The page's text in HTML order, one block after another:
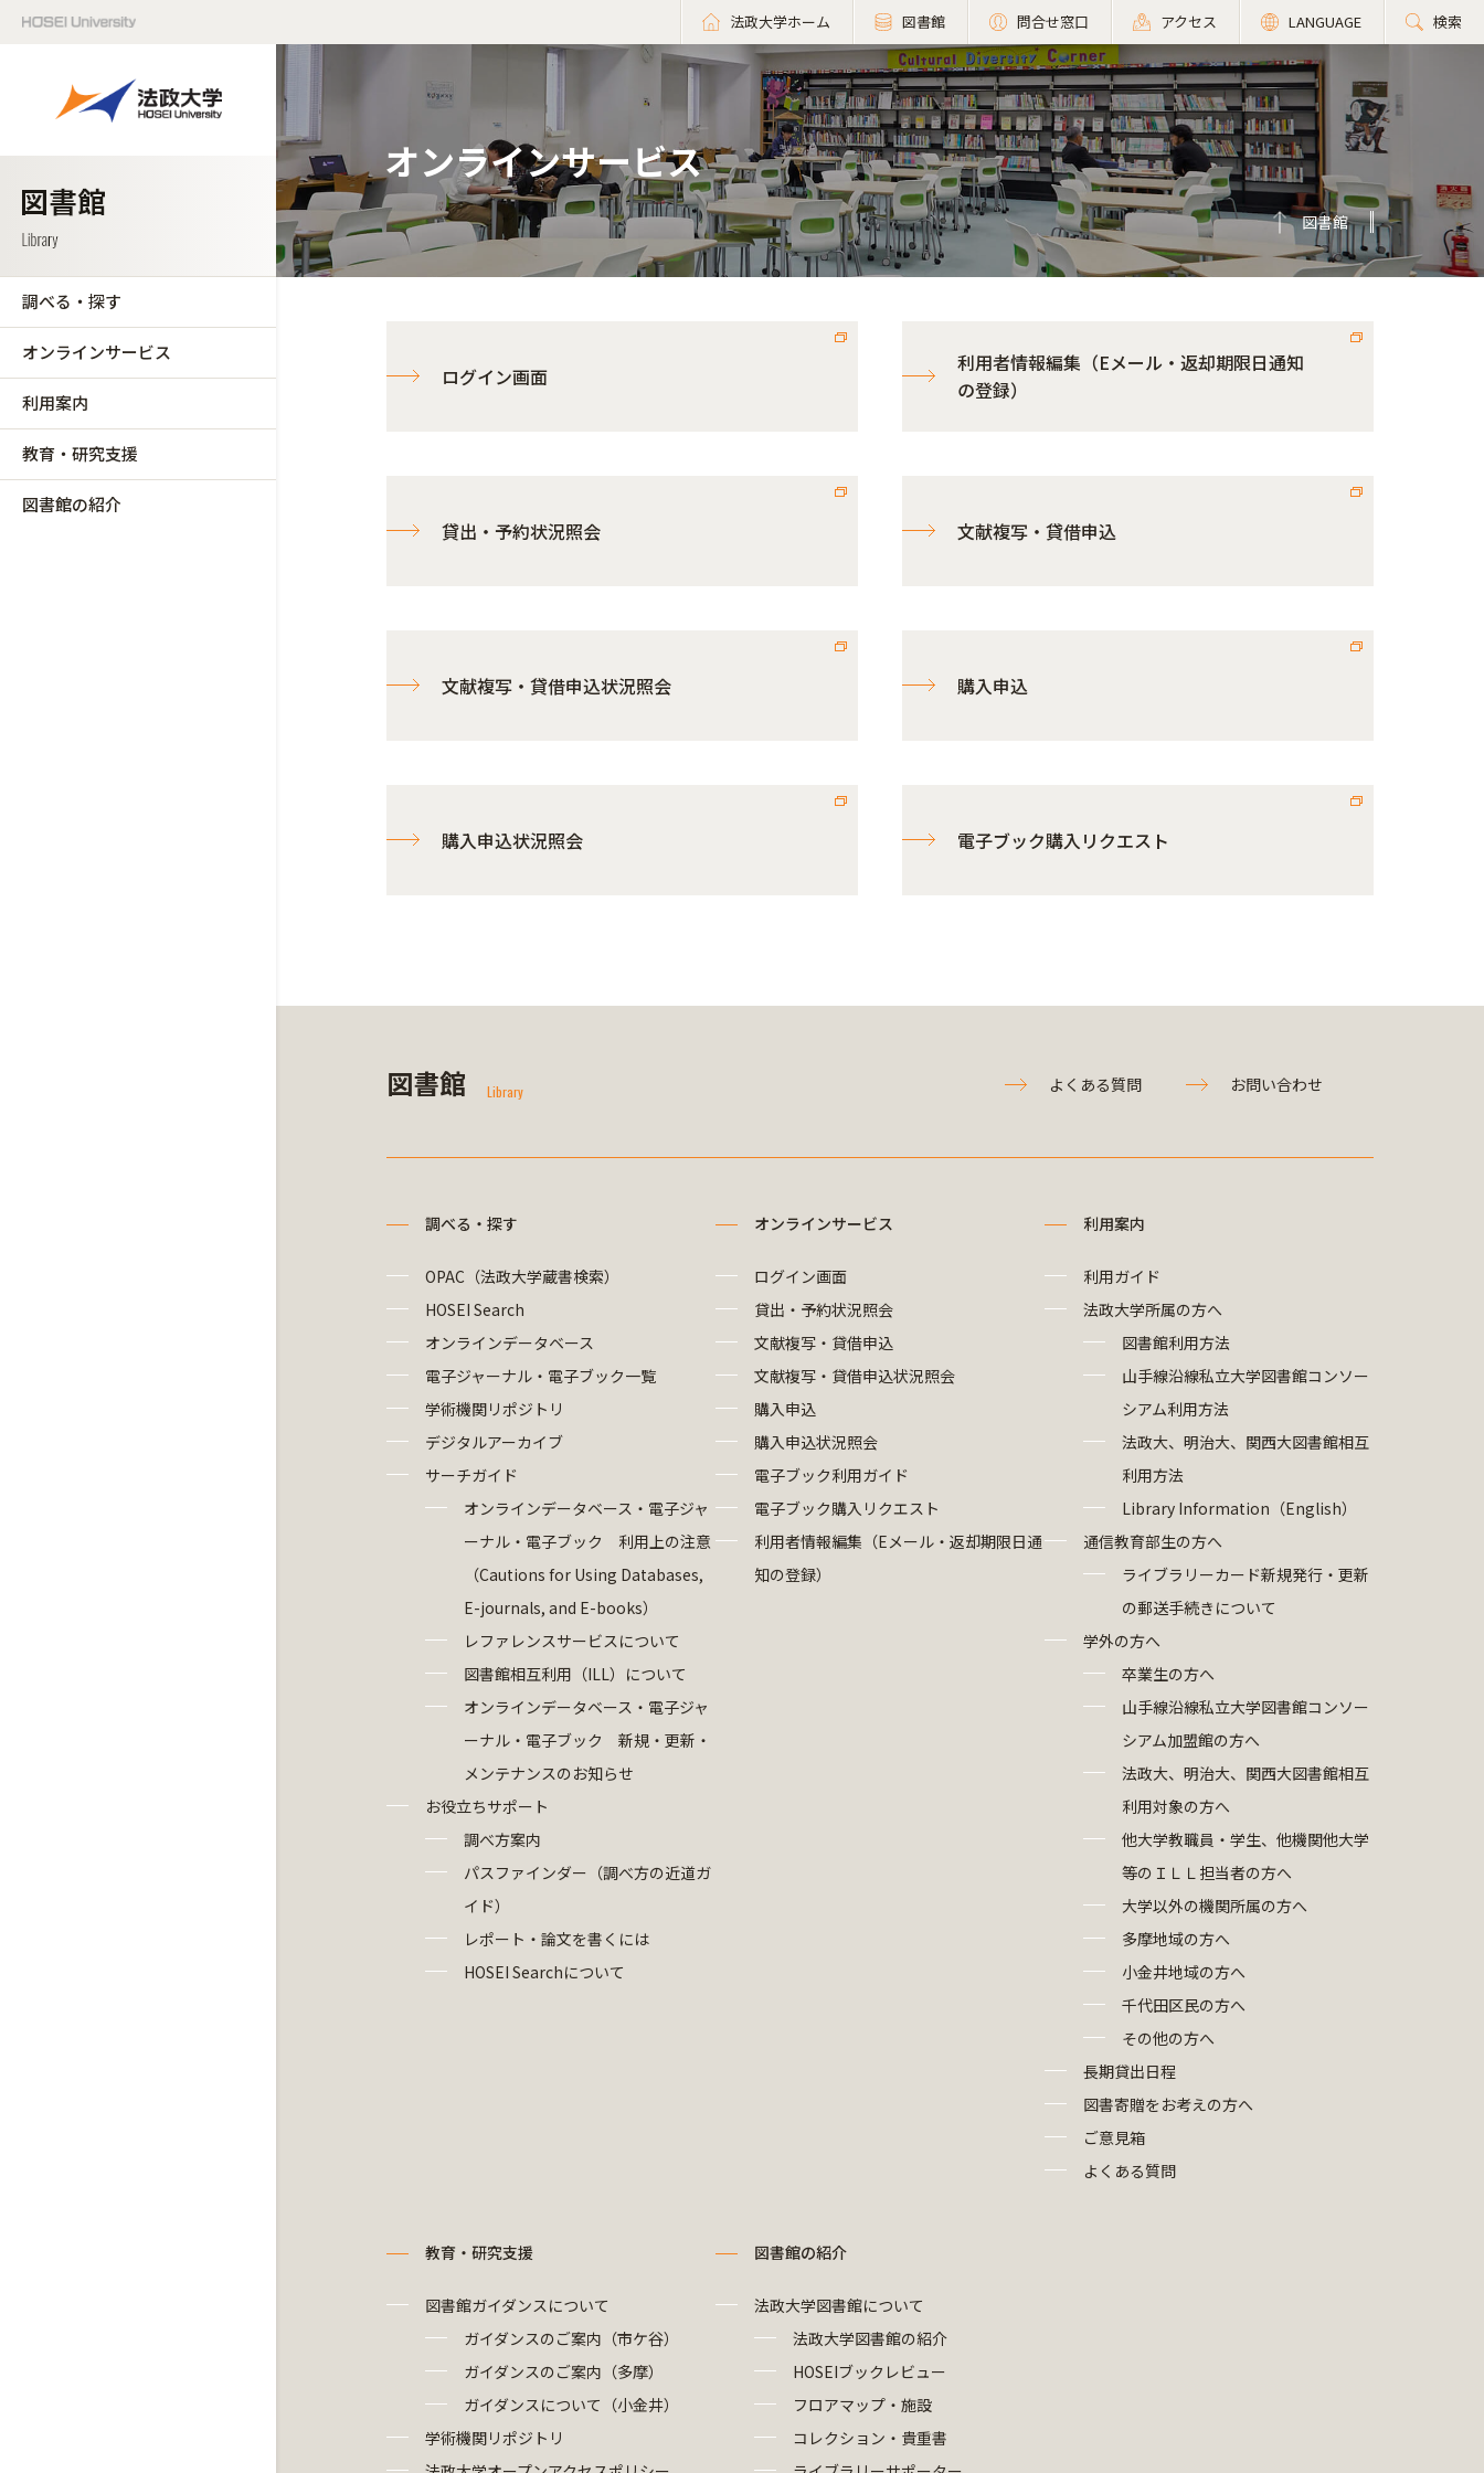
法政大学ホーム 図書館 問合せ窓口 アクセス LANGUAGE 検索
調べる・探す
オンラインサービス
利用案内
教育・研究支援
図書館の紹介
オンラインサービス
図書館
ログイン画面
利用者情報編集（Eメール・返却期限日通知
の登録）
貸出・予約状況照会 文献複写・貸借申込
文献複写・貸借申込状況照会 購入申込
購入申込状況照会 電子ブック購入リクエスト
図書館 Library よくある質問 お問い合わせ
調べる・探す
OPAC（法政大学蔵書検索）
HOSEI Search
オンラインデータベース
電子ジャーナル・電子ブック一覧
学術機関リポジトリ
デジタルアーカイブ
サーチガイド
オンラインデータベース・電子ジャ
ーナル・電子ブック 利用上の注意
（Cautions for Using Databases,
E-journals, and E-books）
レファレンスサービスについて
図書館相互利用（ILL）について
オンラインデータベース・電子ジャ
ーナル・電子ブック 新規・更新・
メンテナンスのお知らせ
お役立ちサポート
調べ方案内
パスファインダー（調べ方の近道ガ
イド）
レポート・論文を書くには
HOSEI Searchについて
オンラインサービス
ログイン画面
貸出・予約状況照会
文献複写・貸借申込
文献複写・貸借申込状況照会
購入申込
購入申込状況照会
電子ブック利用ガイド
電子ブック購入リクエスト
利用者情報編集（Eメール・返却期限日通
知の登録）
利用案内
利用ガイド
法政大学所属の方へ
図書館利用方法
山手線沿線私立大学図書館コンソー
シアム利用方法
法政大、明治大、関西大図書館相互
利用方法
Library Information（English）
通信教育部生の方へ
ライブラリーカード新規発行・更新
の郵送手続きについて
学外の方へ
卒業生の方へ
山手線沿線私立大学図書館コンソー
シアム加盟館の方へ
法政大、明治大、関西大図書館相互
利用対象の方へ
他大学教職員・学生、他機関他大学
等のＩＬＬ担当者の方へ
大学以外の機関所属の方へ
多摩地域の方へ
小金井地域の方へ
千代田区民の方へ
その他の方へ
長期貸出日程
図書寄贈をお考えの方へ
ご意見箱
よくある質問
教育・研究支援
図書館ガイダンスについて
ガイダンスのご案内（市ケ谷）
ガイダンスのご案内（多摩）
ガイダンスについて（小金井）
学術機関リポジトリ
図書館の紹介
法政大学図書館について
法政大学図書館の紹介
HOSEIブックレビュー
フロアマップ・施設
コレクション・貴重書